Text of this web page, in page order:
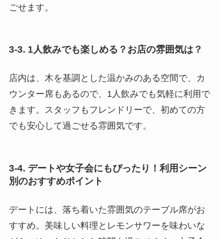
ごせます。
3-3. 1人飲みでも楽しめる？お店の雰囲気は？
店内は、木を基調とした温かみのある空間で、カ
ウンター席もあるので、1人飲みでも気軽に利用で
きます。スタッフもフレンドリーで、初めての方
でも安心して過ごせる雰囲気です。
3-4. デートや女子会にもぴったり！利用シーン
別のおすすめポイント
デートには、落ち着いた雰囲気のテーブル席がお
すすめ。美味しい料理とレモンサワーを味わいな